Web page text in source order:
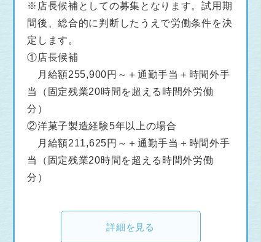
※店長候補としての募集となります。試用期
間後、総合的に判断したうえで労働条件を決
定します。
①店長候補
月給額255,900円～＋通勤手当＋時間外手
当（固定残業20時間を超える時間外労働
分）
②洋菓子製造経験5年以上の場合
月給額211,625円～＋通勤手当＋時間外手
当（固定残業20時間を超える時間外労働
分）
詳細を見る